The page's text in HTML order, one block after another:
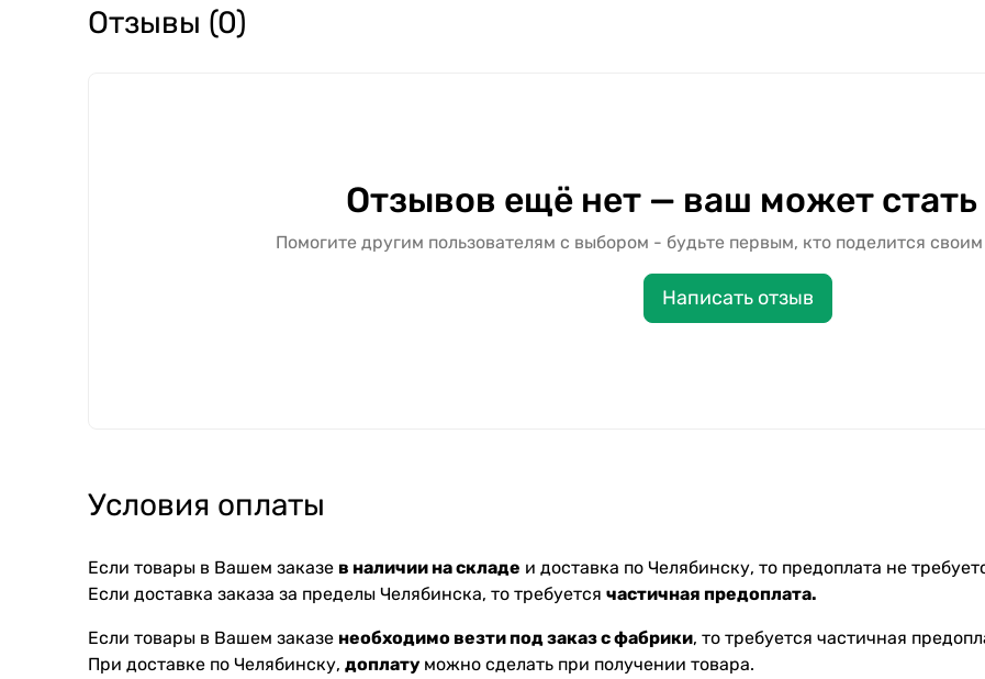
Отзывы (0)
Отзывов ещё нет — ваш может
Помогите другим пользователям с выбором - будьте первым, кто поделится
Написать отзыв
Условия оплаты
Если товары в Вашем заказе в наличии на складе и доставка по Челябинску, то предоплата не
Если доставка заказа за пределы Челябинска, то требуется частичная предоплата.
Если товары в Вашем заказе необходимо везти под заказ с фабрики, то требуется частичная
При доставке по Челябинску, доплату можно сделать при получении товара.